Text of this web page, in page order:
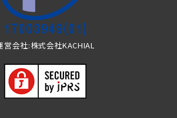
営会社:株式会社KACHIAL